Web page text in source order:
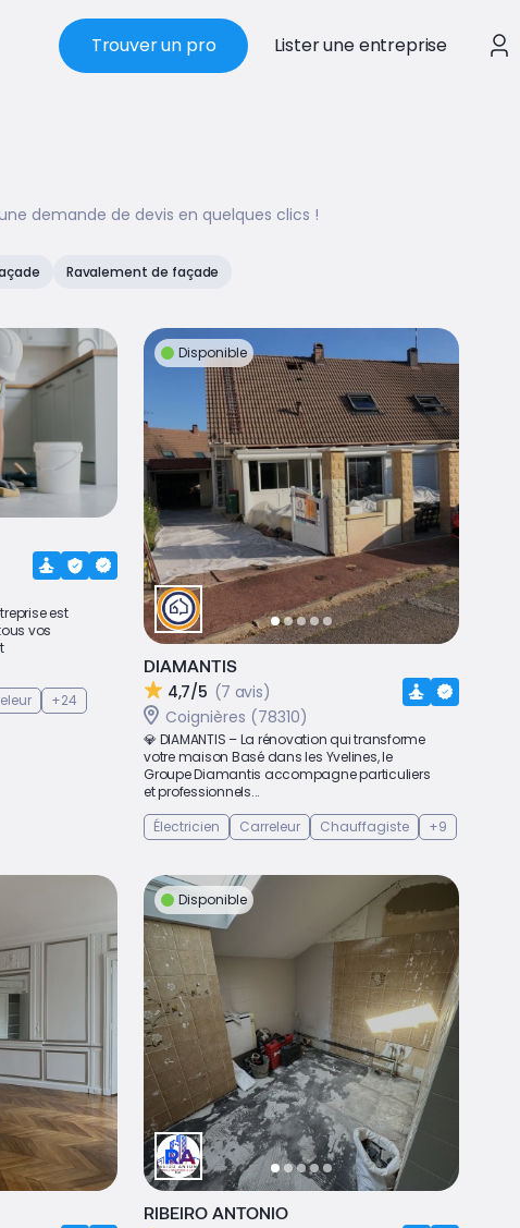
Trouver un pro Lister une entreprise
demande de devis en quelques clics !
Ravalement de façade
est
vos
+24
Disponible
DIAMANTIS
4,7/5 (7 avis)
Coignières (78310)
💎 DIAMANTIS – La rénovation qui transforme
votre maison Basé dans les Yvelines, le
Groupe Diamantis accompagne particuliers
et professionnels...
Électricien
Carreleur Chauffagiste +9
Disponible
RIBEIRO ANTONIO